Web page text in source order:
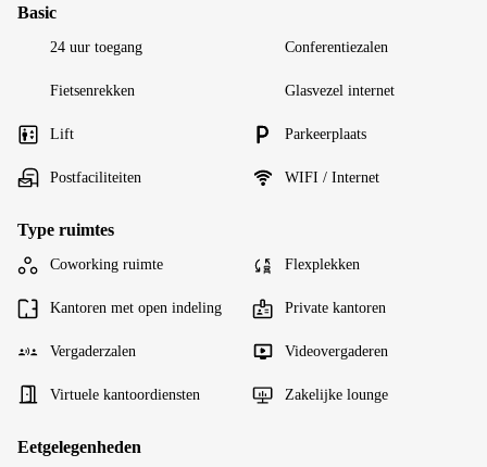
Basic
24 uur toegang Conferentiezalen
Fietsenrekken Glasvezel internet
Lift Parkeerplaats
Postfaciliteiten WIFI / Internet
Type ruimtes
Coworking ruimte Flexplekken
Kantoren met open indeling Private kantoren
Vergaderzalen Videovergaderen
Virtuele kantoordiensten Zakelijke lounge
Eetgelegenheden